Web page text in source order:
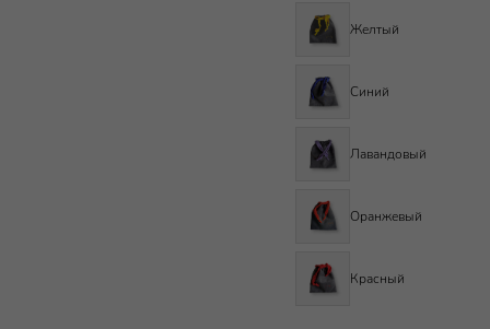
Желтый
Синий
Лавандовый
Оранжевый
Красный